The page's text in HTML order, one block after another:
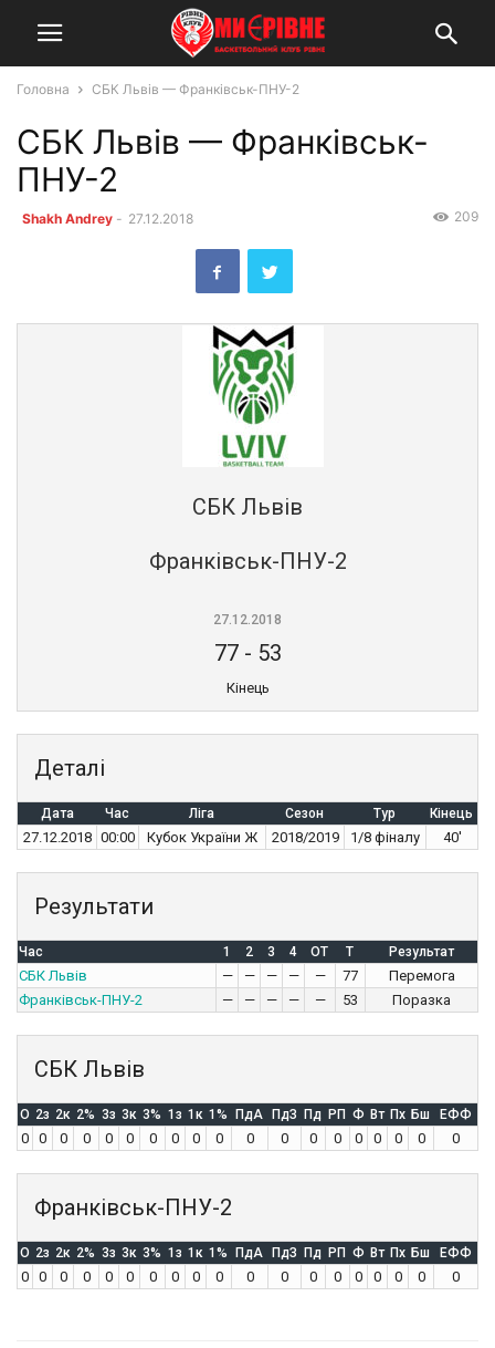
Головна СБК Львів — Франківськ-ПНУ-2
СБК Львів — Франківськ-
ПНУ-2
Shakh Andrey - 27.12.2018 209
СБК Львів
Франківськ-ПНУ-2
27.12.2018
77- 53
Кінець
Деталі
Дата Час Ліга Сезон Тур Кінець
27.12.2018 00:00 Кубок України Ж 2018/2019 1/8 фіналу 40'
Результати
Час 1 2 3 4 OT T Результат
СБК Львів — — — — — 77
Перемога
Франківськ-ПНУ-2
— — — — — 53 Поразка
СБК Львів
O 2з 2к 2% 3з 3к 3% 1з 1к 1% ПдА ПдЗ Пд РП Ф Вт Пх Бш ЕФФ
0 0 0 0 0 0 0 0 0 0 0 0 0 0 0 0 0 0 0
Франківськ-ПНУ-2
O 2з 2к 2% 3з 3к 3% 1з 1к 1% ПдА ПдЗ Пд РП Ф Вт Пх Бш ЕФФ
0 0 0 0 0 0 0 0 0 0 0 0 0 0 0 0 0 0 0